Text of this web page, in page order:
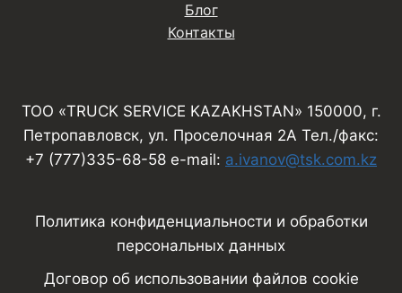
Блог
Контакты
ТОО «TRUCK SERVICE KAZAKHSTAN» 150000, г.
Петропавловск, ул. Проселочная 2А Тел./факс:
+7 (777)335-68-58 e-mail: a.ivanov@tsk.com.kz
Политика конфиденциальности и обработки
персональных данных
Договор об использовании файлов cookie